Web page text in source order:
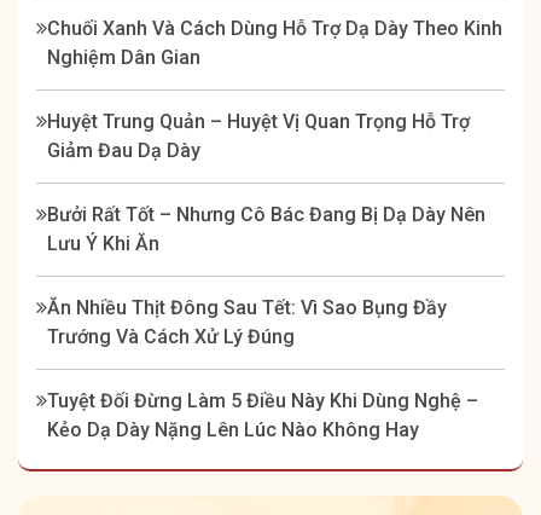
Chuối Xanh Và Cách Dùng Hỗ Trợ Dạ Dày Theo Kinh
Nghiệm Dân Gian
Huyệt Trung Quản – Huyệt Vị Quan Trọng Hỗ Trợ
Giảm Đau Dạ Dày
Bưởi Rất Tốt – Nhưng Cô Bác Đang Bị Dạ Dày Nên
Lưu Ý Khi Ăn
Ăn Nhiều Thịt Đông Sau Tết: Vì Sao Bụng Đầy
Trướng Và Cách Xử Lý Đúng
Tuyệt Đối Đừng Làm 5 Điều Này Khi Dùng Nghệ –
Kẻo Dạ Dày Nặng Lên Lúc Nào Không Hay